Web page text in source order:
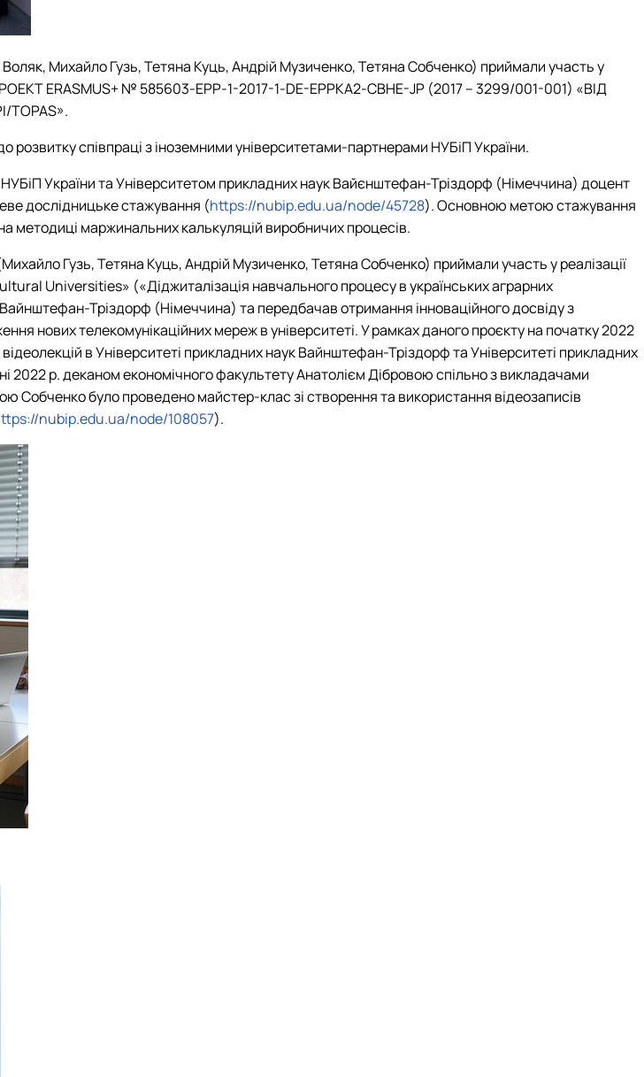
Михайло Гузь, Тетяна Куць, Андрій Музиченко, Тетяна Собченко) приймали участь у
ERASMUS+ № 585603-EPP-1-2017-1-DE-EPPKA2-CBHE-JP (2017 – 3299/001-001) «ВІД
розвитку співпраці з іноземними університетами-партнерами НУБіП України.
України та Університетом прикладних наук Вайєнштефан-Тріздорф (Німеччина) доцент
дослідницьке стажування (https://nubip.edu.ua/node/45728).Основною метою стажування
методиці маржинальних калькуляцій виробничих процесів.
Гузь, Тетяна Куць, Андрій Музиченко, Тетяна Собченко) приймали участь у реалізації
Universities» («Діджиталізація навчального процесу в українських аграрних
Тріздорф (Німеччина) та передбачав отримання інноваційного досвіду з
нових телекомунікаційних мереж в університеті. У рамках даного проєкту на початку 2022
в Університеті прикладних наук Вайнштефан-Тріздорф та Університеті прикладних
2022 р. деканом економічного факультету Анатолієм Дібровою спільно з викладачами
було проведено майстер-клас зі створення та використання відеозаписів
nubip.edu.ua/node/108057).